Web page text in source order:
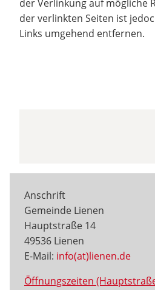
der Verlinkung auf mögliche
der verlinkten Seiten ist
Links umgehend entfernen.
Anschrift
Gemeinde Lienen
Hauptstraße 14
49536 Lienen
E-Mail: info(at)lienen.de
Öffnungszeiten